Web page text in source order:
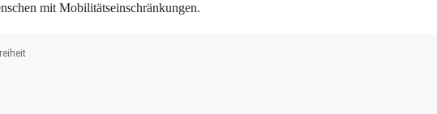
mit Mobilitätseinschränkungen.